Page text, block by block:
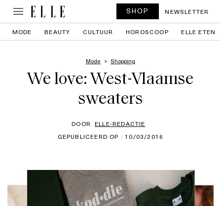
SHOP NEWSLETTER
MODE BEAUTY CULTUUR HOROSCOOP ELLE ETEN
Mode Shopping
We love: West-Vlaamse
sweaters
DOOR ELLE-REDACTIE
GEPUBLICEERD OP : 10/03/2016